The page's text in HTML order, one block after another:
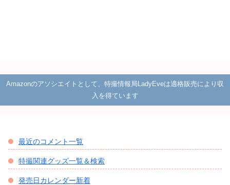
Amazonのアソシエイトとして、特撮情報局LadyEveは適格販売により収
入を得ています
最近のコメント一覧
特撮関連グッズ一覧＆検索
発売日カレンダー新着